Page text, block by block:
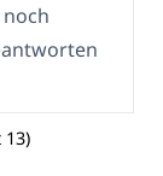
noch
13)